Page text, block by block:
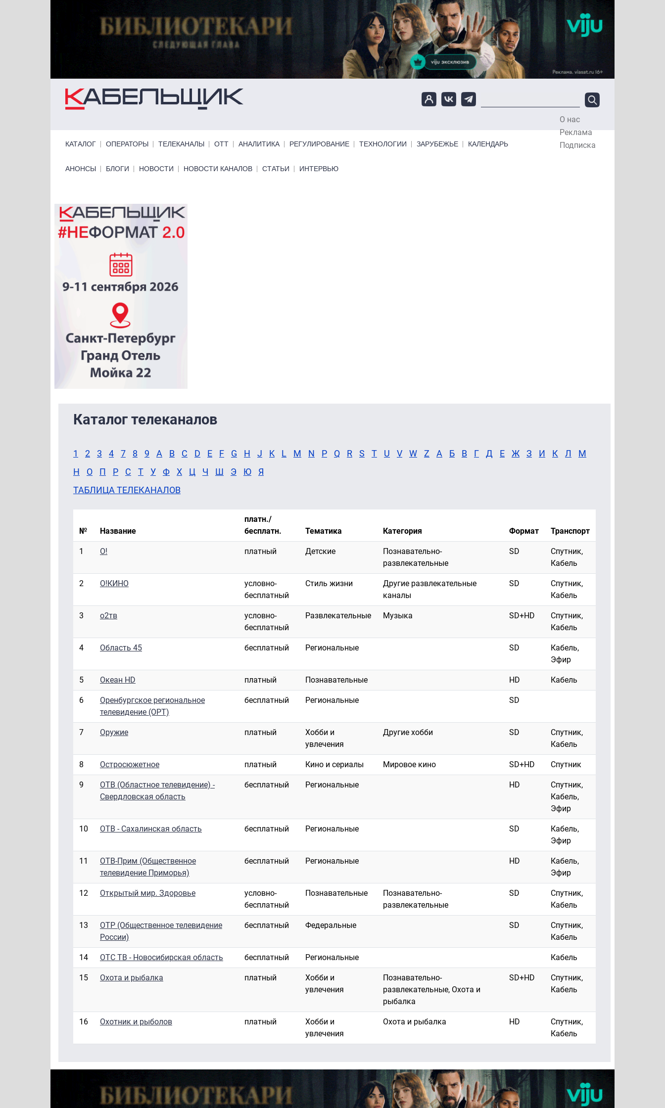
О нас
Реклама
Подписка
КАТАЛОГ ОПЕРАТОРЫ ТЕЛЕКАНАЛЫ ОТТ АНАЛИТИКА РЕГУЛИРОВАНИЕ ТЕХНОЛОГИИ ЗАРУБЕЖЬЕ КАЛЕНДАРЬ
Primary links bottom
АНОНСЫ БЛОГИ НОВОСТИ НОВОСТИ КАНАЛОВ СТАТЬИ ИНТЕРВЬЮ
Каталог телеканалов
1 2 3 4 7 8 9 A B C D E F G H J K L M N P Q R S T U V W Z А Б В Г Д Е Ж З И К Л
М
Н
О П Р С Т У Ф Х Ц Ч Ш Э Ю
Я
ТАБЛИЦА ТЕЛЕКАНАЛОВ
№ Название
платн./
бесплатн.
Тематика Категория Формат Транспорт
1 О! платный Детские
Познавательно-
развлекательные
SD
Спутник,
Кабель
2 О!КИНО
условно-
бесплатный
Стиль жизни
Другие развлекательные
каналы
SD
Спутник,
Кабель
3 о2тв
условно-
бесплатный
Развлекательные Музыка SD+HD
Спутник,
Кабель
4 Область 45 бесплатный Региональные SD
Кабель,
Эфир
5 Океан HD платный Познавательные HD Кабель
6
Оренбургское региональное
телевидение (ОРТ)
бесплатный Региональные SD
7 Оружие платный
Хобби и
увлечения
Другие хобби SD
Спутник,
Кабель
8 Остросюжетное платный Кино и сериалы Мировое кино SD+HD Спутник
9
ОТВ (Областное телевидение) -
Свердловская область
бесплатный Региональные HD
Спутник,
Кабель,
Эфир
10 ОТВ - Сахалинская область бесплатный Региональные SD
Кабель,
Эфир
11
ОТВ-Прим (Общественное
телевидение Приморья)
бесплатный Региональные HD
Кабель,
Эфир
12 Открытый мир. Здоровье
условно-
бесплатный
Познавательные
Познавательно-
развлекательные
SD
Спутник,
Кабель
13
ОТР (Общественное телевидение
России)
бесплатный Федеральные SD
Спутник,
Кабель
14 ОТС ТВ - Новосибирская область бесплатный Региональные Кабель
15 Охота и рыбалка платный
Хобби и
увлечения
Познавательно-
развлекательные, Охота и
рыбалка
SD+HD
Спутник,
Кабель
16 Охотник и рыболов платный
Хобби и
увлечения
Охота и рыбалка HD
Спутник,
Кабель